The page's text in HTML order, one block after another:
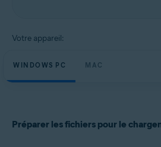
Votre appareil:
WINDOWS PC MAC
Préparer les fichiers pour le